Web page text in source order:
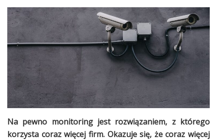
Na pewno monitoring jest rozwiązaniem, z którego
korzysta coraz więcej firm. Okazuje się, że coraz więcej